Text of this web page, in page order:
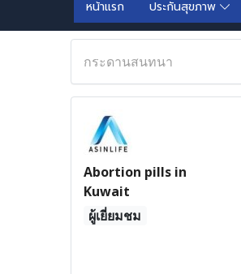
หน้าแรก ประกันสุขภาพ
กระดานสนทนา
Abortion pills in
Kuwait
ผู้เยี่ยมชม